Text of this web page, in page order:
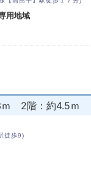
用地域
2階：約4.5ｍ
徒歩9)